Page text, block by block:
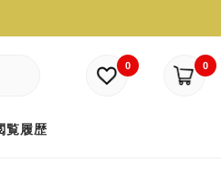
0 0
覧履歴